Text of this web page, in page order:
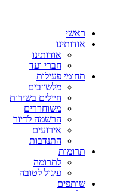
ראשי
אודותינו
אודותינו
חברי ועד
תחומי פעילות
מלש“בים
חיילים בשירות
משוחררים
הרשמה לדיור
אירועים
התנדבות
תרומות
לתרומה
עיגול לטובה
שותפים